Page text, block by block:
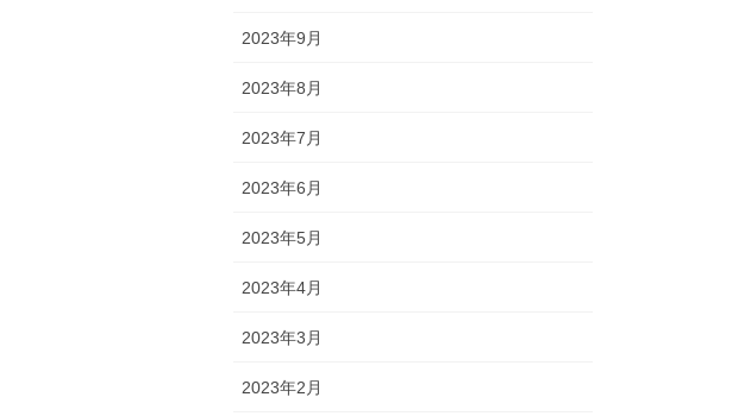
2023年9月
2023年8月
2023年7月
2023年6月
2023年5月
2023年4月
2023年3月
2023年2月